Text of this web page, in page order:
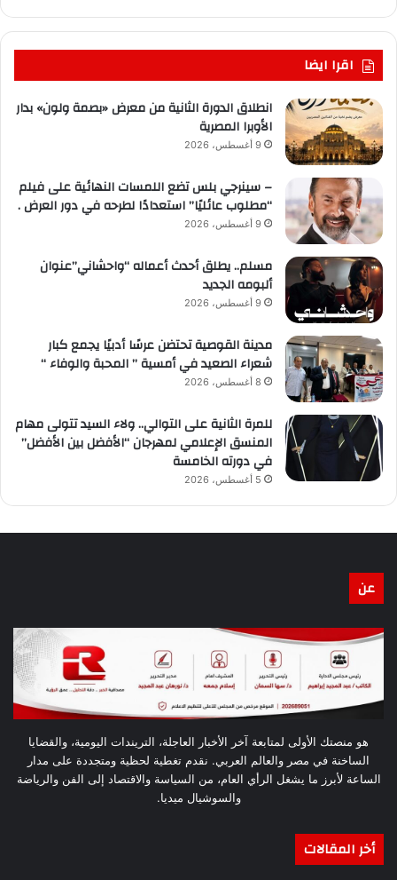
اقرا ايضا
انطلاق الدورة الثانية من معرض «بصمة ولون» بدار
الأوبرا المصرية
9 أغسطس، 2026
– سينرجي بلس تضع اللمسات النهائية على فيلم
“مطلوب عائليًا” استعدادًا لطرحه في دور العرض .
9 أغسطس، 2026
مسلم.. يطلق أحدث أعماله “واحشاني”عنوان
ألبومه الجديد
9 أغسطس، 2026
مدينة القوصية تحتضن عرسًا أدبيًا يجمع كبار
شعراء الصعيد في أمسية ” المحبة والوفاء “
8 أغسطس، 2026
للمرة الثانية على التوالي.. ولاء السيد تتولى مهام
المنسق الإعلامي لمهرجان “الأفضل بين الأفضل”
في دورته الخامسة
5 أغسطس، 2026
عن
هو منصتك الأولى لمتابعة آخر الأخبار العاجلة، التريندات اليومية، والقضايا
الساخنة في مصر والعالم العربي. نقدم تغطية لحظية ومتجددة على مدار
الساعة لأبرز ما يشغل الرأي العام، من السياسة والاقتصاد إلى الفن والرياضة
والسوشيال ميديا.
أخر المقالات